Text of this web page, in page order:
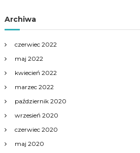
Archiwa
czerwiec 2022
maj 2022
kwiecień 2022
marzec 2022
październik 2020
wrzesień 2020
czerwiec 2020
maj 2020